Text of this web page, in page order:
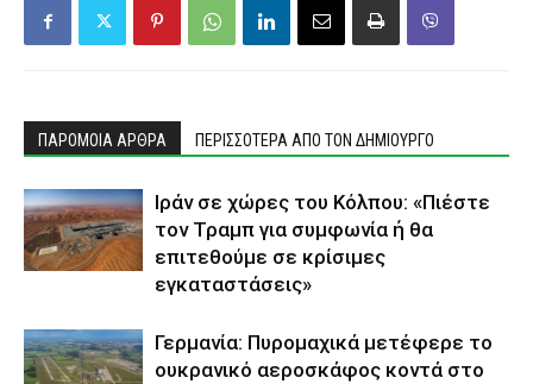
ΠΑΡΟΜΟΙΑ ΑΡΘΡΑ ΠΕΡΙΣΣΟΤΕΡΑ ΑΠΟ ΤΟΝ ΔΗΜΙΟΥΡΓΟ
Ιράν σε χώρες του Κόλπου: «Πιέστε
τον Τραμπ για συμφωνία ή θα
επιτεθούμε σε κρίσιμες
εγκαταστάσεις»
Γερμανία: Πυρομαχικά μετέφερε το
ουκρανικό αεροσκάφος κοντά στο